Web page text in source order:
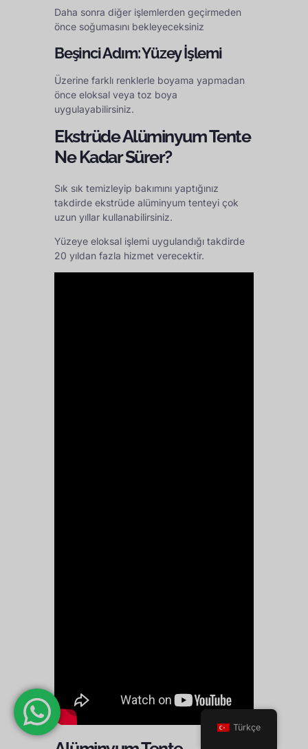
Daha sonra diğer işlemlerden geçirmeden
önce soğumasını bekleyeceksiniz
Beşinci Adım: Yüzey İşlemi
Üzerine farklı renklerle boyama yapmadan
önce eloksal veya toz boya
uygulayabilirsiniz.
Ekstrüde Alüminyum Tente
Ne Kadar Sürer?
Sık sık temizleyip bakımını yaptığınız
takdirde ekstrüde alüminyum tenteyi çok
uzun yıllar kullanabilirsiniz.
Yüzeye eloksal işlemi uygulandığı takdirde
20 yıldan fazla hizmet verecektir.
Türkçe